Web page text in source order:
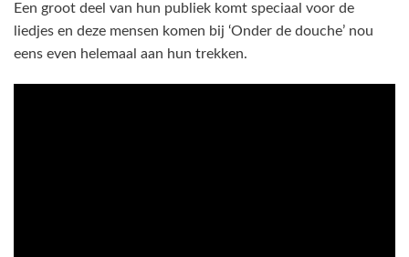
Een groot deel van hun publiek komt speciaal voor de
liedjes en deze mensen komen bij ‘Onder de douche’ nou
eens even helemaal aan hun trekken.